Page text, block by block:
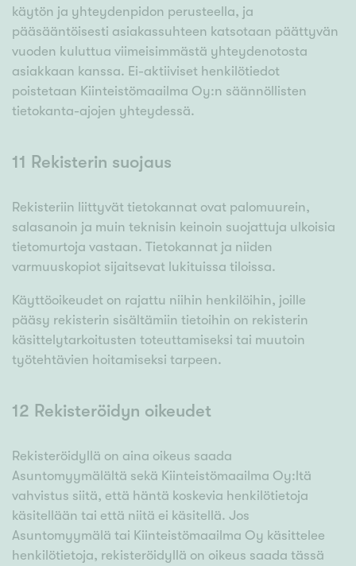
käytön ja yhteydenpidon perusteella, ja
pääsääntöisesti asiakassuhteen katsotaan päättyvän
vuoden kuluttua viimeisimmästä yhteydenotosta
asiakkaan kanssa. Ei-aktiiviset henkilötiedot
poistetaan Kiinteistömaailma Oy:n säännöllisten
tietokanta-ajojen yhteydessä.
11 Rekisterin suojaus
Rekisteriin liittyvät tietokannat ovat palomuurein,
salasanoin ja muin teknisin keinoin suojattuja ulkoisia
tietomurtoja vastaan. Tietokannat ja niiden
varmuuskopiot sijaitsevat lukituissa tiloissa.
Käyttöoikeudet on rajattu niihin henkilöihin, joille
pääsy rekisterin sisältämiin tietoihin on rekisterin
käsittelytarkoitusten toteuttamiseksi tai muutoin
työtehtävien hoitamiseksi tarpeen.
12 Rekisteröidyn oikeudet
Rekisteröidyllä on aina oikeus saada
Asuntomyymälältä sekä Kiinteistömaailma Oy:ltä
vahvistus siitä, että häntä koskevia henkilötietoja
käsitellään tai että niitä ei käsitellä. Jos
Asuntomyymälä tai Kiinteistömaailma Oy käsittelee
henkilötietoja, rekisteröidyllä on oikeus saada tässä